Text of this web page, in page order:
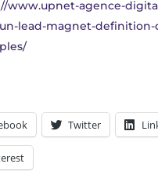
www.upnet-agence-
lead-magnet-definition-
Twitter